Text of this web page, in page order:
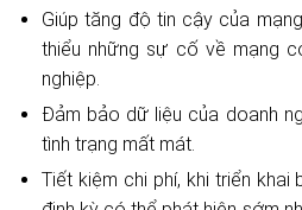
Giúp tăng độ tin cậy của
thiểu những sự cố về mạng
nghiệp.
Đảm bảo dữ liệu của doanh
tình trạng mất mát.
Tiết kiệm chi phí, khi triển